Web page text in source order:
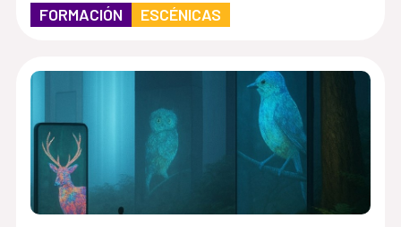
FORMACIÓN ESCÉNICAS